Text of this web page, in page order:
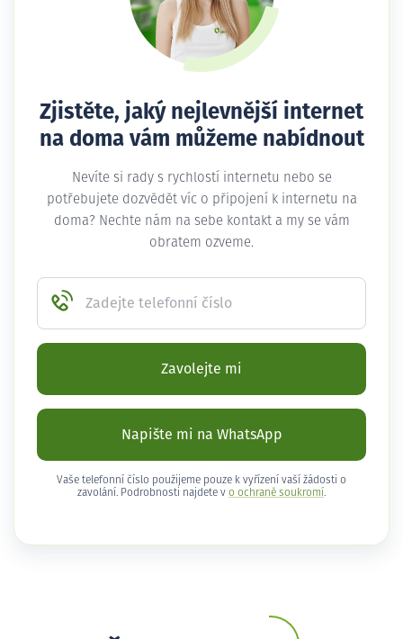
Zjistěte, jaký nejlevnější internet
na doma vám můžeme nabídnout
Nevíte si rady s rychlostí internetu nebo se
potřebujete dozvědět víc o připojení k internetu na
doma? Nechte nám na sebe kontakt a my se vám
obratem ozveme.
Zadejte telefonní číslo
Zavolejte mi
Napište mi na WhatsApp
Vaše telefonní číslo použijeme pouze k vyřízení vaší žádosti o
zavolání. Podrobnosti najdete v o ochraně soukromí .